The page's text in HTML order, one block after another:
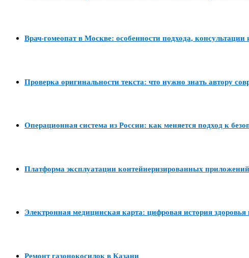
Врач-гомеопат в Москве: особенности подхода, консультации
Проверка оригинальности текста: что нужно знать автору
Операционная система из России: как меняется подход к
Платформа эксплуатации контейнеризированных приложений
Электронная медицинская карта: цифровая история здоровья
Ремонт газонокосилок в Казани